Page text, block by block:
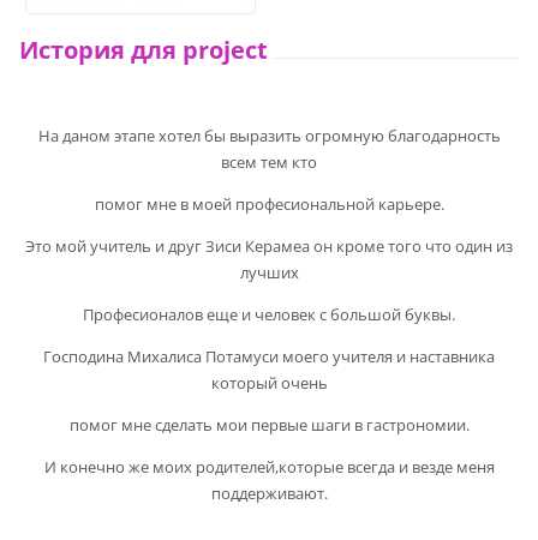
История для project
На даном этапе хотел бы выразить огромную благодарность
всем тем кто
помог мне в моей професиональной карьере.
Это мой учитель и друг Зиси Керамеа он кроме того что один из
лучших
Професионалов еще и человек с большой буквы.
Господина Михалиса Потамуси моего учителя и наставника
который очень
помог мне сделать мои первые шаги в гастрономии.
И конечно же моих родителей,которые всегда и везде меня
поддерживают.